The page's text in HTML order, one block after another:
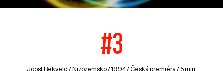
#3
Joost Rekveld / Nizozemsko/ 1994 / Česká premiéra / 5 min.